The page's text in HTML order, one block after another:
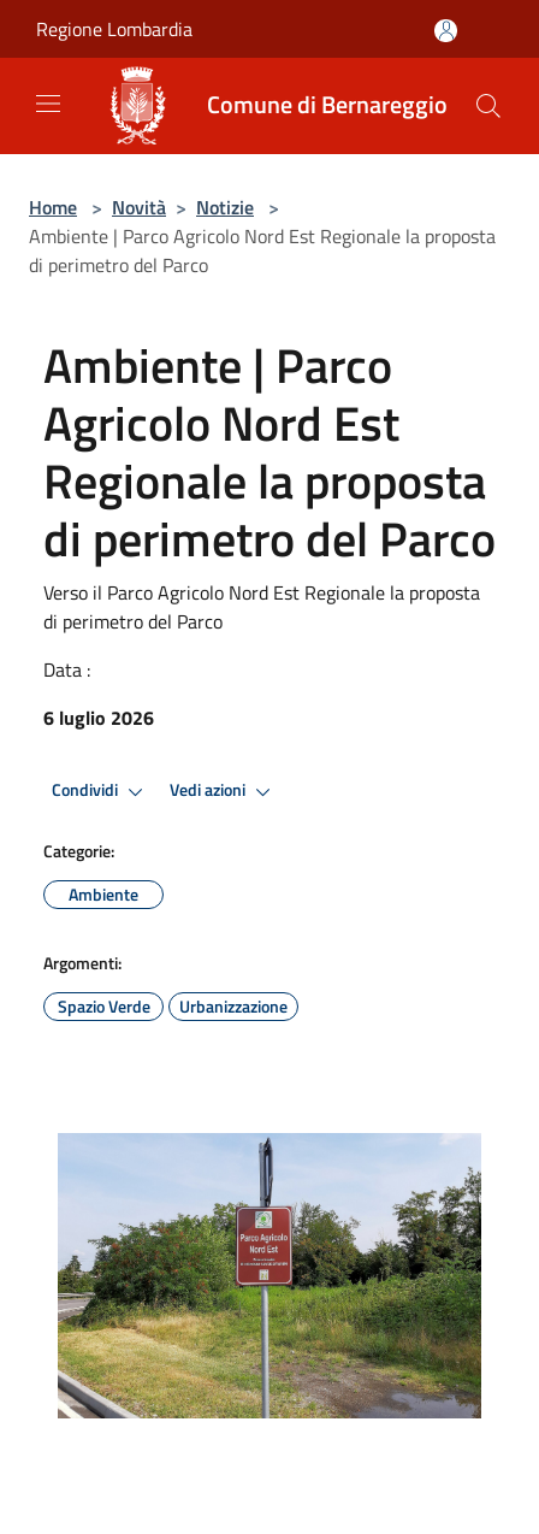
Regione Lombardia
Comune di Bernareggio
Home > Novità > Notizie >
Ambiente | Parco Agricolo Nord Est Regionale la proposta
di perimetro del Parco
Ambiente | Parco
Agricolo Nord Est
Regionale la proposta
di perimetro del Parco
Verso il Parco Agricolo Nord Est Regionale la proposta
di perimetro del Parco
Data :
6 luglio 2026
Condividi Vedi azioni
Categorie:
Ambiente
Argomenti:
Spazio Verde
Urbanizzazione